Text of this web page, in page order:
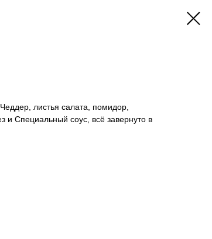
листья салата, помидор,
и Cпециальный соус, всё завернуто в